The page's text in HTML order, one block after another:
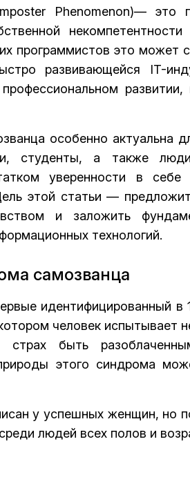
Phenomenon)— это
программистов это может
развивающейся IT-
особенно актуальна
студенты, а также
уверенности в
этой статьи —
и заложить
технологий.
самозванца
идентифицированный
человек испытывает
страх быть
этого синдрома
у успешных женщин, но
людей всех полов и